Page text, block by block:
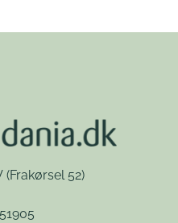
(Frakørsel 52)